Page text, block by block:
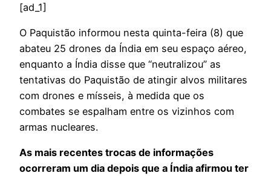
[ad_1]
O Paquistão informou nesta quinta-feira (8) que
abateu 25 drones da Índia em seu espaço aéreo,
enquanto a Índia disse que “neutralizou” as
tentativas do Paquistão de atingir alvos militares
com drones e mísseis, à medida que os
combates se espalham entre os vizinhos com
armas nucleares.
As mais recentes trocas de informações
ocorreram um dia depois que a Índia afirmou ter